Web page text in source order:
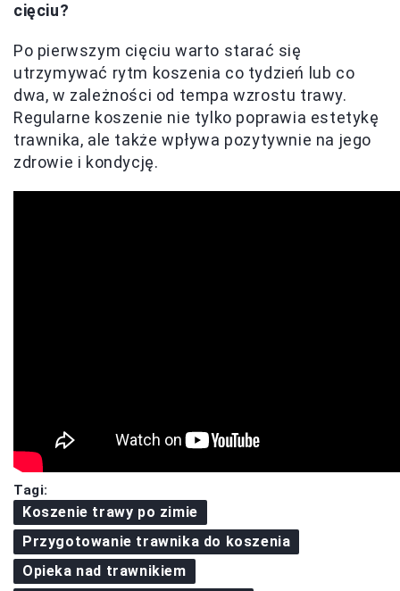
cięciu?
Po pierwszym cięciu warto starać się
utrzymywać rytm koszenia co tydzień lub co
dwa, w zależności od tempa wzrostu trawy.
Regularne koszenie nie tylko poprawia estetykę
trawnika, ale także wpływa pozytywnie na jego
zdrowie i kondycję.
Tagi:
Koszenie trawy po zimie
Przygotowanie trawnika do koszenia
Opieka nad trawnikiem